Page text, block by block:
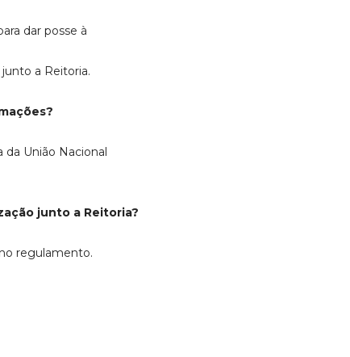
dar posse à
a Reitoria.
União Nacional
junto a Reitoria?
regulamento.